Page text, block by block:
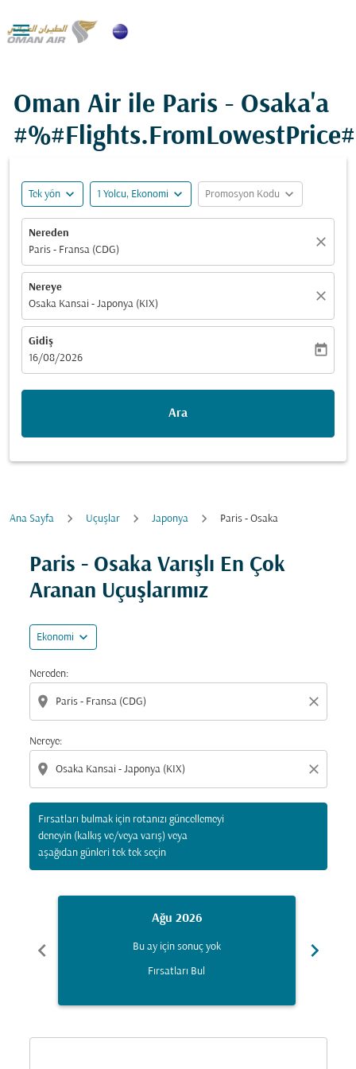

Oman Air ile Paris - Osaka'a
Tek yön expand_more 1 Yolcu, Ekonomi expand_more Promosyon Kodu expand_more
Nereden
Paris - Fransa (CDG)
close
Nereye
Osaka Kansai - Japonya (KIX)
close
Gidiş
fc-booking-departure-date-aria-label
16/08/2026
today
Ara
Ana Sayfa Uçuşlar Japonya Paris - Osaka
Paris - Osaka Varışlı En Çok
Aranan Uçuşlarımız
Ekonomi expand_more
Nereden:
location_on close
Nereye:
location_on close
Fırsatları bulmak için rotanızı güncellemeyi
deneyin (kalkış ve/veya varış) veya
aşağıdan günleri tek tek seçin
Fırsatları bulmak için rotanızı güncellemeyi deneyin
chevron_left
Ağu 2026
Bu ay için sonuç yok
Fırsatları Bul
chevron_right